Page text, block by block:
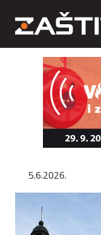
5.6.2026.